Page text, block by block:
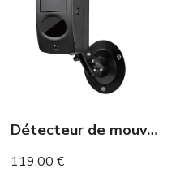
Détecteur de mouvement caméra espion WIFI longue autonomie 1 an détection de mouvement noir
119,00 €